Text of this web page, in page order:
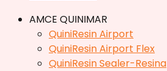
AMCE QUINIMAR
QuiniResin Airport
QuiniResin Airport Flex
QuiniResin Sealer-Resina